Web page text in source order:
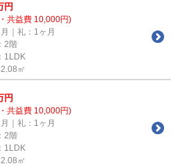
円
共益費 10,000円)
｜礼：1ヶ月
2階
1LDK
㎡
円
共益費 10,000円)
｜礼：1ヶ月
2階
1LDK
㎡